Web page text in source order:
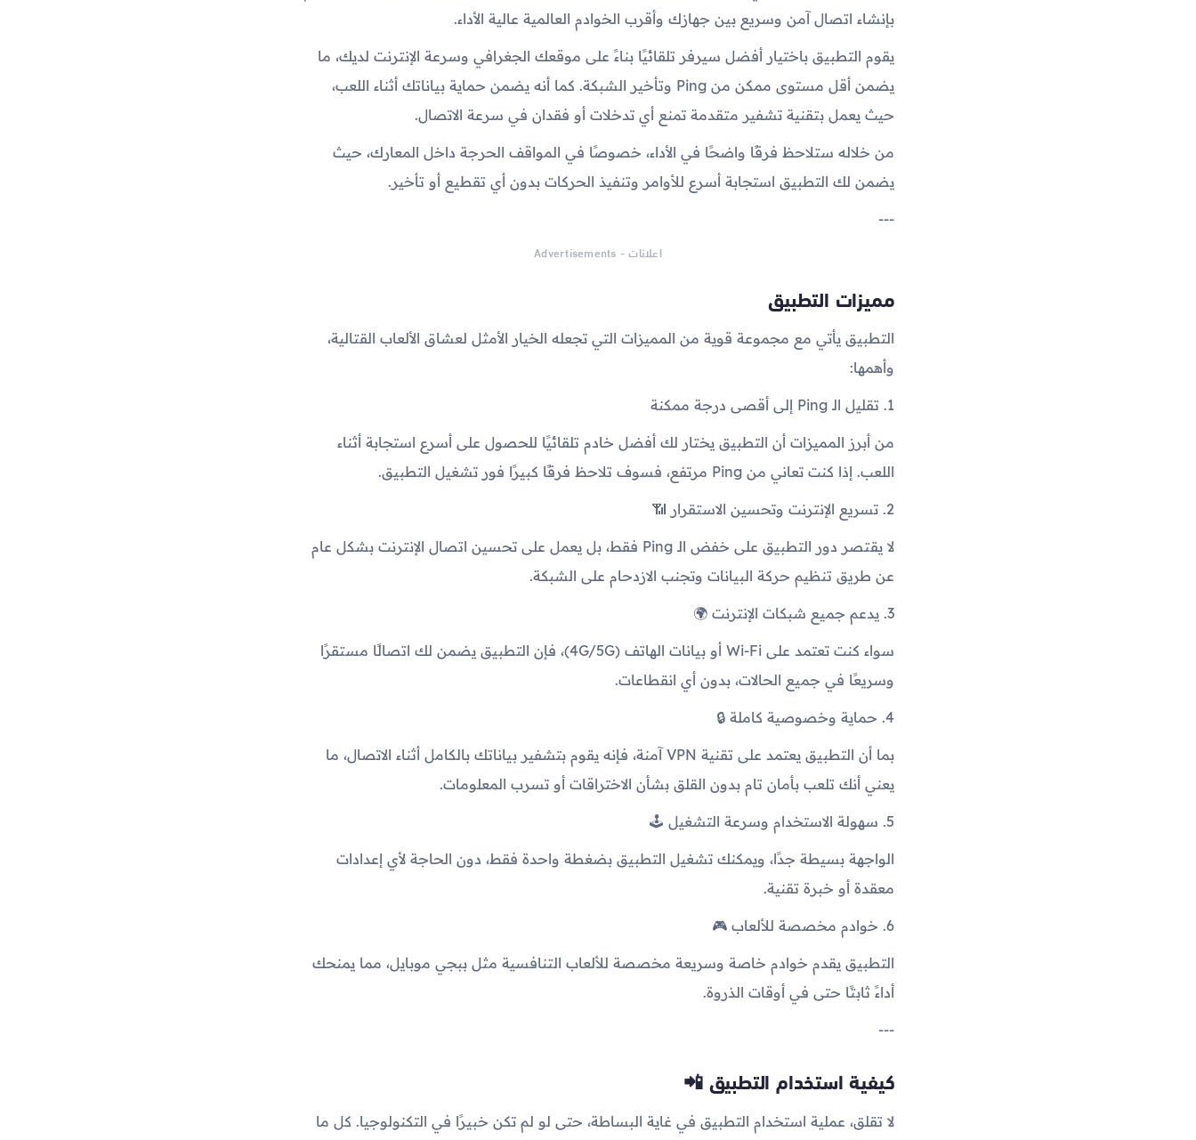
بإنشاء اتصال آمن وسريع بين جهازك وأقرب الخوادم العالمية عالية الأداء.
يقوم التطبيق باختيار أفضل سيرفر تلقائيًا بناءً على موقعك الجغرافي وسرعة الإنترنت لديك، ما
يضمن أقل مستوى ممكن من Ping وتأخير الشبكة. كما أنه يضمن حماية بياناتك أثناء اللعب،
حيث يعمل بتقنية تشفير متقدمة تمنع أي تدخلات أو فقدان في سرعة الاتصال.
من خلاله ستلاحظ فرقًا واضحًا في الأداء، خصوصًا في المواقف الحرجة داخل المعارك، حيث
يضمن لك التطبيق استجابة أسرع للأوامر وتنفيذ الحركات بدون أي تقطيع أو تأخير.
---
اعلانات - Advertisements
مميزات التطبيق
التطبيق يأتي مع مجموعة قوية من المميزات التي تجعله الخيار الأمثل لعشاق الألعاب القتالية،
وأهمها:
1. تقليل الـ Ping إلى أقصى درجة ممكنة
من أبرز المميزات أن التطبيق يختار لك أفضل خادم تلقائيًا للحصول على أسرع استجابة أثناء
اللعب. إذا كنت تعاني من Ping مرتفع، فسوف تلاحظ فرقًا كبيرًا فور تشغيل التطبيق.
2. تسريع الإنترنت وتحسين الاستقرار 📶
لا يقتصر دور التطبيق على خفض الـ Ping فقط، بل يعمل على تحسين اتصال الإنترنت بشكل عام
عن طريق تنظيم حركة البيانات وتجنب الازدحام على الشبكة.
3. يدعم جميع شبكات الإنترنت 🌍
سواء كنت تعتمد على Wi-Fi أو بيانات الهاتف (4G/5G)، فإن التطبيق يضمن لك اتصالًا مستقرًا
وسريعًا في جميع الحالات، بدون أي انقطاعات.
4. حماية وخصوصية كاملة 🔒
بما أن التطبيق يعتمد على تقنية VPN آمنة، فإنه يقوم بتشفير بياناتك بالكامل أثناء الاتصال، ما
يعني أنك تلعب بأمان تام بدون القلق بشأن الاختراقات أو تسرب المعلومات.
5. سهولة الاستخدام وسرعة التشغيل 🕹️
الواجهة بسيطة جدًا، ويمكنك تشغيل التطبيق بضغطة واحدة فقط، دون الحاجة لأي إعدادات
معقدة أو خبرة تقنية.
6. خوادم مخصصة للألعاب 🎮
التطبيق يقدم خوادم خاصة وسريعة مخصصة للألعاب التنافسية مثل ببجي موبايل، مما يمنحك
أداءً ثابتًا حتى في أوقات الذروة.
---
كيفية استخدام التطبيق 📲
لا تقلق، عملية استخدام التطبيق في غاية البساطة، حتى لو لم تكن خبيرًا في التكنولوجيا. كل ما